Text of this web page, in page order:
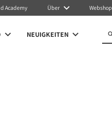
Academy Über Webshop
NEUIGKEITEN